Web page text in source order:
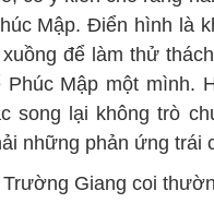
Mập. Điển hình là
để làm thử
Phúc Mập một mình.
song lại không trò
những phản ứng trái